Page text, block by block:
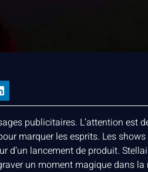
publicitaires. L’attention est
marquer les esprits. Les
d’un lancement de produit.
un moment magique dans